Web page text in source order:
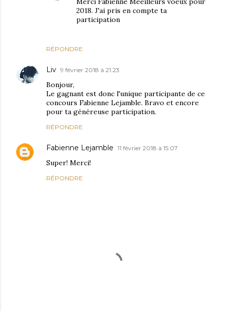
RÉPONDRE
2018. J'ai pris en compte ta
participation
Liv 9 février 2018 à 21:23
Bonjour,
Le gagnant est donc l'unique participante de ce
concours Fabienne Lejamble. Bravo et encore
pour ta généreuse participation.
RÉPONDRE
Fabienne Lejamble 11 février 2018 à 15:07
Super! Merci!
RÉPONDRE